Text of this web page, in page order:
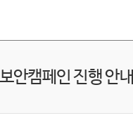
안캠페인 진행 안내